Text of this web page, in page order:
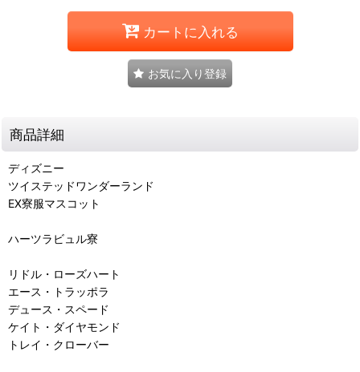
カートに入れる
お気に入り登録
商品詳細
ディズニー
ツイステッドワンダーランド
EX寮服マスコット
ハーツラビュル寮
リドル・ローズハート
エース・トラッポラ
デュース・スペード
ケイト・ダイヤモンド
トレイ・クローバー